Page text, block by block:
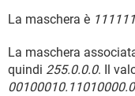
La maschera è
La maschera
quindi 255.0.0.0. Il